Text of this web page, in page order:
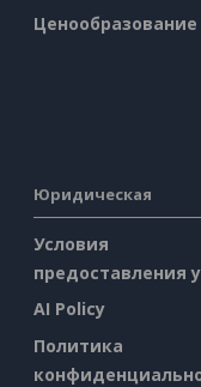
Ценообразование
Юридическая
Условия
предоставления
AI Policy
Политика